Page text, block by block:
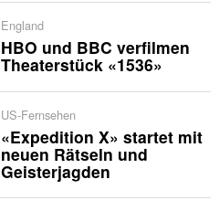
England
HBO und BBC verfilmen
Theaterstück «1536»
US-Fernsehen
«Expedition X» startet mit
neuen Rätseln und
Geisterjagden